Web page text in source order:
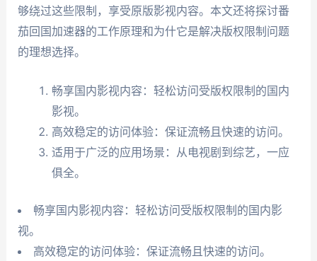
够绕过这些限制，享受原版影视内容。本文还将探讨番
茄回国加速器的工作原理和为什它是解决版权限制问题
的理想选择。
畅享国内影视内容：轻松访问受版权限制的国内
影视。
高效稳定的访问体验：保证流畅且快速的访问。
适用于广泛的应用场景：从电视剧到综艺，一应
俱全。
畅享国内影视内容：轻松访问受版权限制的国内影
视。
高效稳定的访问体验：保证流畅且快速的访问。